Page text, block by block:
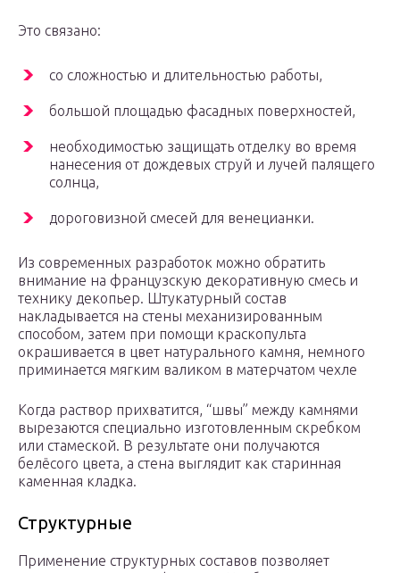
Это связано:
со сложностью и длительностью работы,
большой площадью фасадных поверхностей,
необходимостью защищать отделку во время
нанесения от дождевых струй и лучей палящего
солнца,
дороговизной смесей для венецианки.
Из современных разработок можно обратить
внимание на французскую декоративную смесь и
технику декопьер. Штукатурный состав
накладывается на стены механизированным
способом, затем при помощи краскопульта
окрашивается в цвет натурального камня, немного
приминается мягким валиком в матерчатом чехле
Когда раствор прихватится, “швы” между камнями
вырезаются специально изготовленным скребком
или стамеской. В результате они получаются
белёсого цвета, а стена выглядит как старинная
каменная кладка.
Структурные
Применение структурных составов позволяет